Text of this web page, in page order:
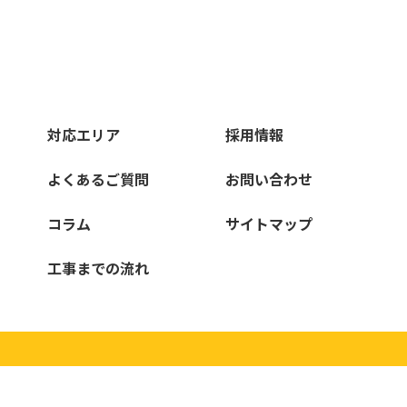
対応エリア
よくあるご質問
コラム
工事までの流れ
採用情報
お問い合わせ
サイトマップ